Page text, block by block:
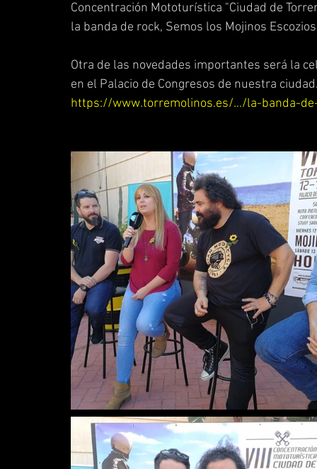
Concentración Mototurística "Ciudad de
la banda de rock, Semos los Mojinos
Otra de las novedades importantes será la
en el Palacio de Congresos de nuestra
https://www.torremolinos.es/…/la-banda-